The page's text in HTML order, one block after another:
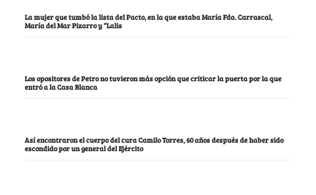
La mujer que tumbó la lista del Pacto, en la que estaba María Fda. Carrascal,
María del Mar Pizarro y “Lalis
Los opositores de Petro no tuvieron más opción que criticar la puerta por la que
entró a la Casa Blanca
Así encontraron el cuerpo del cura Camilo Torres, 60 años después de haber sido
escondido por un general del Ejército